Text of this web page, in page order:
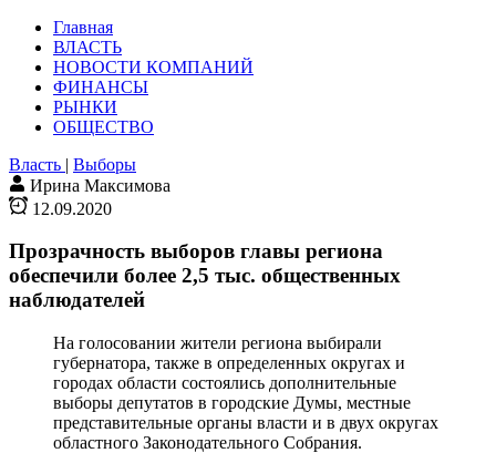
Главная
ВЛАСТЬ
НОВОСТИ КОМПАНИЙ
ФИНАНСЫ
РЫНКИ
ОБЩЕСТВО
Власть | Выборы
Ирина Максимова
12.09.2020
Прозрачность выборов главы региона
обеспечили более 2,5 тыс. общественных
наблюдателей
На голосовании жители региона выбирали
губернатора, также в определенных округах и
городах области состоялись дополнительные
выборы депутатов в городские Думы, местные
представительные органы власти и в двух округах
областного Законодательного Собрания.